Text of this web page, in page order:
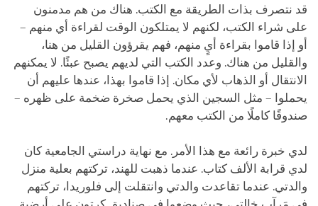
قد نتصرف بذات الطريقة مع الكتب. هناك من هم مدمنون
على شراء الكتب، لكنهم لا يمتلكون الوقت لقراءة أي منهم –
أو إذا قاموا بقراءة أيٍ منهم، فهم يقرؤون القليل من هنا،
والقليل من هناك. وعدد الكتب التي لديهم يصبح عبئًا. لا يمكنهم
الانتقال أو الذهاب لأي مكان. إذا قاموا بهذا، عندها عليهم أن
يحملوا – مثل السجين الذي يحمل صخرة ضخمة على ظهره –
صندوقًا كاملًا من الكتب معهم.
لدي خبرة رائعة مع هذا الأمر. مع نهاية دراستي الجامعية كان
لدي قرابة الألف كتاب. عندما ذهبت للهند، تركتهم بعلية منزل
والدتي. عندما تقاعدت والدتي وانتقلت إلى فلوريدا، تركتهم